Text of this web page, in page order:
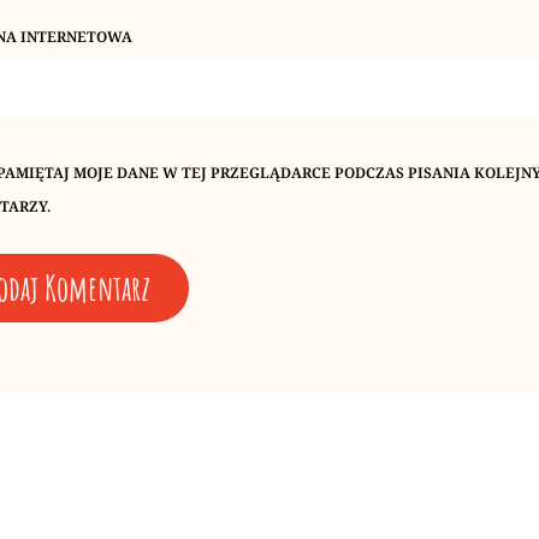
INTERNETOWA
MOJE DANE W TEJ PRZEGLĄDARCE PODCZAS PISANIA